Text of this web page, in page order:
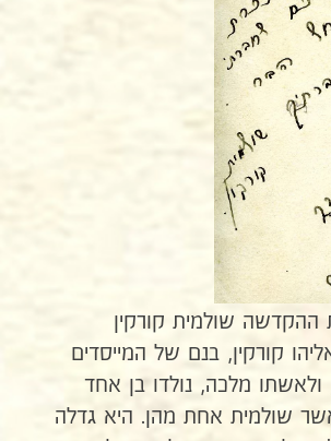
ההקדשה שולמית קורקין
קורקין, בנם של המייסדים
מלכה, נולדו בן אחד
שולמית אחת מהן. היא גדלה